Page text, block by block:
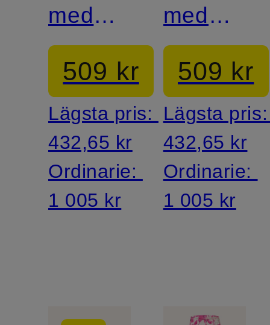
med
strass
509 kr
Lägsta pris:
432,65 kr
Ordinarie:
1 005 kr
med
509 kr
Lägsta
432,65 kr
Ordinarie:
1 005 kr